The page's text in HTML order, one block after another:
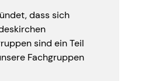
dass sich
sind ein Teil
Fachgruppen